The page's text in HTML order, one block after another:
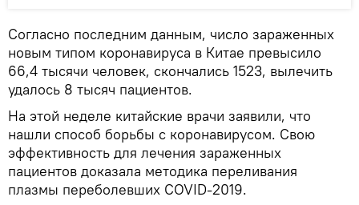
Согласно последним данным, число зараженных
новым типом коронавируса в Китае превысило
66,4 тысячи человек, скончались 1523, вылечить
удалось 8 тысяч пациентов.
На этой неделе китайские врачи заявили, что
нашли способ борьбы с коронавирусом. Свою
эффективность для лечения зараженных
пациентов доказала методика переливания
плазмы переболевших COVID-2019.